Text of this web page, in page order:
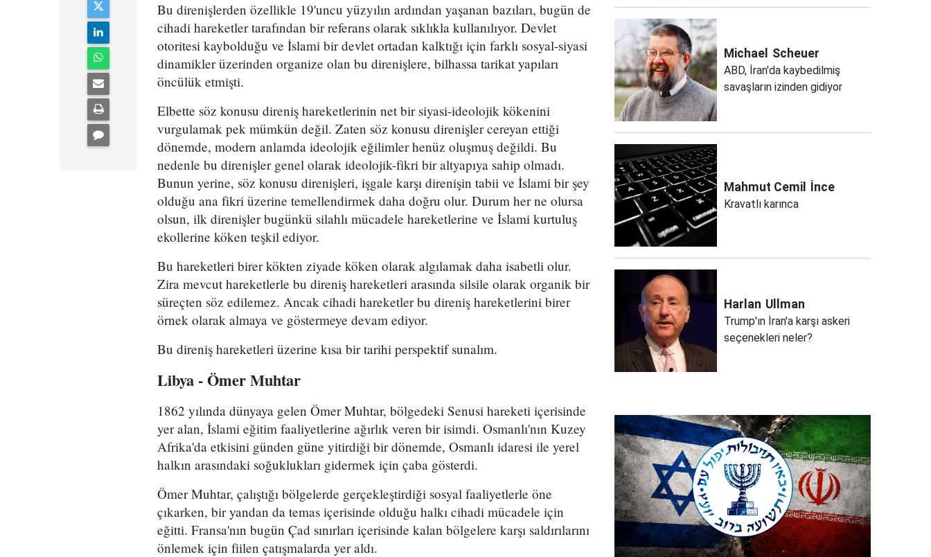
Bu direnişlerden özellikle 19'uncu yüzyılın ardından yaşanan bazıları, bugün de
cihadi hareketler tarafından bir referans olarak sıklıkla kullanılıyor. Devlet
otoritesi kaybolduğu ve İslami bir devlet ortadan kalktığı için farklı sosyal-siyasi
dinamikler üzerinden organize olan bu direnişlere, bilhassa tarikat yapıları
öncülük etmişti.
Elbette söz konusu direniş hareketlerinin net bir siyasi-ideolojik kökenini
vurgulamak pek mümkün değil. Zaten söz konusu direnişler cereyan ettiği
dönemde, modern anlamda ideolojik eğilimler henüz oluşmuş değildi. Bu
nedenle bu direnişler genel olarak ideolojik-fikri bir altyapıya sahip olmadı.
Bunun yerine, söz konusu direnişleri, işgale karşı direnişin tabii ve İslami bir şey
olduğu ana fikri üzerine temellendirmek daha doğru olur. Durum her ne olursa
olsun, ilk direnişler bugünkü silahlı mücadele hareketlerine ve İslami kurtuluş
ekollerine köken teşkil ediyor.
Bu hareketleri birer kökten ziyade köken olarak algılamak daha isabetli olur.
Zira mevcut hareketlerle bu direniş hareketleri arasında silsile olarak organik bir
süreçten söz edilemez. Ancak cihadi hareketler bu direniş hareketlerini birer
örnek olarak almaya ve göstermeye devam ediyor.
Bu direniş hareketleri üzerine kısa bir tarihi perspektif sunalım.
Libya - Ömer Muhtar
1862 yılında dünyaya gelen Ömer Muhtar, bölgedeki Senusi hareketi içerisinde
yer alan, İslami eğitim faaliyetlerine ağırlık veren bir isimdi. Osmanlı'nın Kuzey
Afrika'da etkisini günden güne yitirdiği bir dönemde, Osmanlı idaresi ile yerel
halkın arasındaki soğuklukları gidermek için çaba gösterdi.
Ömer Muhtar, çalıştığı bölgelerde gerçekleştirdiği sosyal faaliyetlerle öne
çıkarken, bir yandan da temas içerisinde olduğu halkı cihadi mücadele için
eğitti. Fransa'nın bugün Çad sınırları içerisinde kalan bölgelere karşı saldırılarını
önlemek için fiilen çatışmalarda yer aldı.
Michael Scheuer
ABD, İran'da kaybedilmiş
savaşların izinden gidiyor
Mahmut Cemil İnce
Kravatlı karınca
Harlan Ullman
Trump'ın İran'a karşı askeri
seçenekleri neler?